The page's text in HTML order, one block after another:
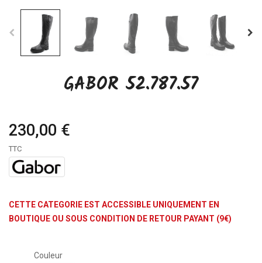
GABOR 52.787.57
230,00 €
TTC
CETTE CATEGORIE EST ACCESSIBLE UNIQUEMENT EN
BOUTIQUE OU SOUS CONDITION DE RETOUR PAYANT (9€)
Couleur